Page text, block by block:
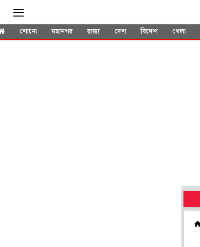
শোনো মহানগর রাজ্য দেশ বিদেশ খেলা